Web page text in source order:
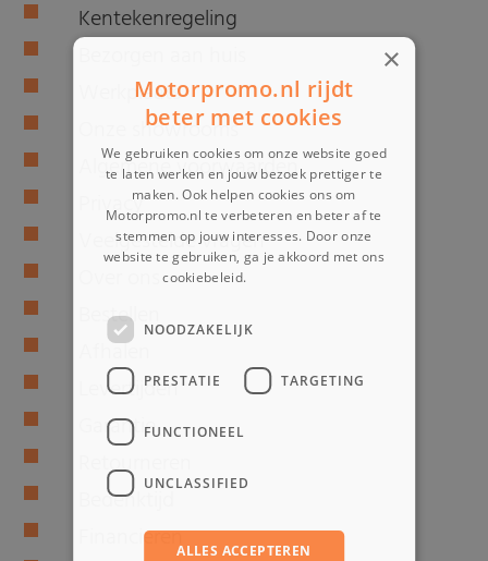
Kentekenregeling
Werkplaats
Onze showrooms
Algemene voorwaarden
Privacy
Veelgestelde vragen
Bestellen
Afhalen
Levertijden
Garantie
Retourneren
Bedenktijd
Financieren
×
Motorpromo.nl rijdt
beter met cookies
We gebruiken cookies om onze website goed
te laten werken en jouw bezoek prettiger te
maken. Ook helpen cookies ons om
Motorpromo.nl te verbeteren en beter af te
stemmen op jouw interesses. Door onze
website te gebruiken, ga je akkoord met ons
cookiebeleid.
NOODZAKELIJK
PRESTATIE TARGETING
FUNCTIONEEL
UNCLASSIFIED
ALLES ACCEPTEREN